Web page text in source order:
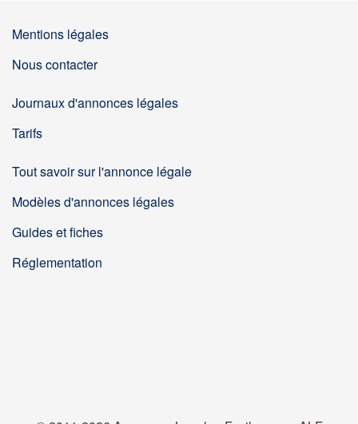
Mentions légales
Nous contacter
Journaux d'annonces légales
Tarifs
Tout savoir sur l'annonce légale
Modèles d'annonces légales
Guides et fiches
Réglementation